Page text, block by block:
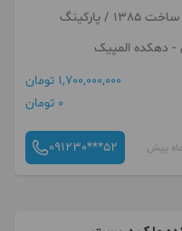
- دهکده المپیک
1,700,000,000 تومان
0 تومان
091230***52